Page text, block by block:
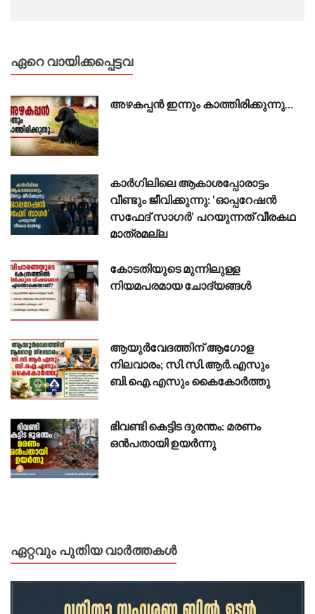
ഏറെ വായിക്കപ്പെട്ടവ
അഴകപ്പൻ ഇന്നും കാത്തിരിക്കുന്നു…
കാർഗിലിലെ ആകാശപ്പോരാട്ടം
വീണ്ടും ജീവിക്കുന്നു: ‘ഓപ്പറേഷൻ
സഫേദ് സാഗർ’ പറയുന്നത് വീരകഥ
മാത്രമല്ല
കോടതിയുടെ മുന്നിലുള്ള
നിയമപരമായ ചോദ്യങ്ങൾ
ആയുർവേദത്തിന് ആഗോള
നിലവാരം; സി.സി.ആർ.എസും
ബി.ഐ.എസും കൈകോർത്തു
ഭിവണ്ടി കെട്ടിട ദുരന്തം: മരണം
ഒൻപതായി ഉയർന്നു
ഏറ്റവും പുതിയ വാർത്തകൾ